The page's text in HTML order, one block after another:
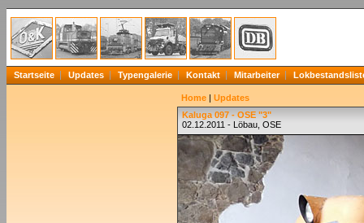
Startseite Updates Typengalerie Kontakt Mitarbeiter
Home | Updates
Kaluga 097 - OSE "3"
02.12.2011 - Löbau, OSE